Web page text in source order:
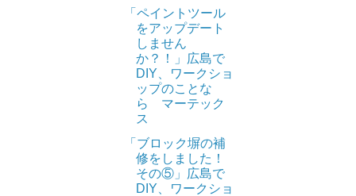
「ペイントツール
をアップデート
しません
か？！」広島で
DIY、ワークショ
ップのことな
ら マーテック
ス
「ブロック塀の補
修をしました！
その⑤」広島で
DIY、ワークショ